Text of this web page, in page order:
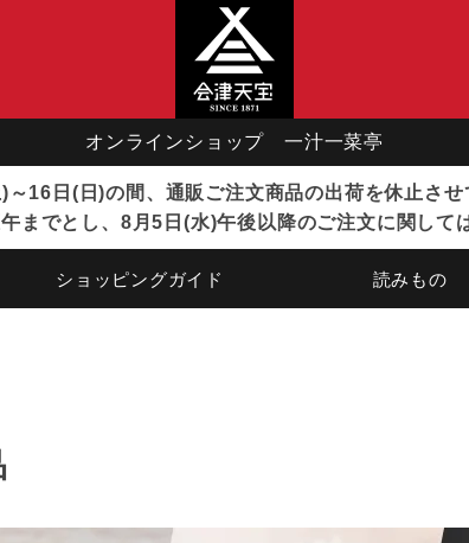
オンラインショップ 一汁一菜亭
16日(日)の間、通販ご注文商品の出荷を休止させ
までとし、8月5日(水)午後以降のご注文に関して
ショッピングガイド 読みもの